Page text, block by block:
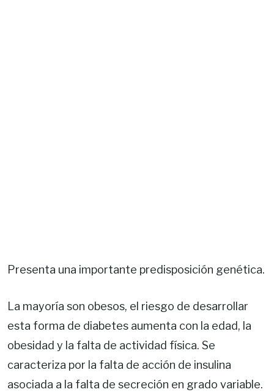
Presenta una importante predisposición genética.
La mayoría son obesos, el riesgo de desarrollar
esta forma de diabetes aumenta con la edad, la
obesidad y la falta de actividad física. Se
caracteriza por la falta de acción de insulina
asociada a la falta de secreción en grado variable.